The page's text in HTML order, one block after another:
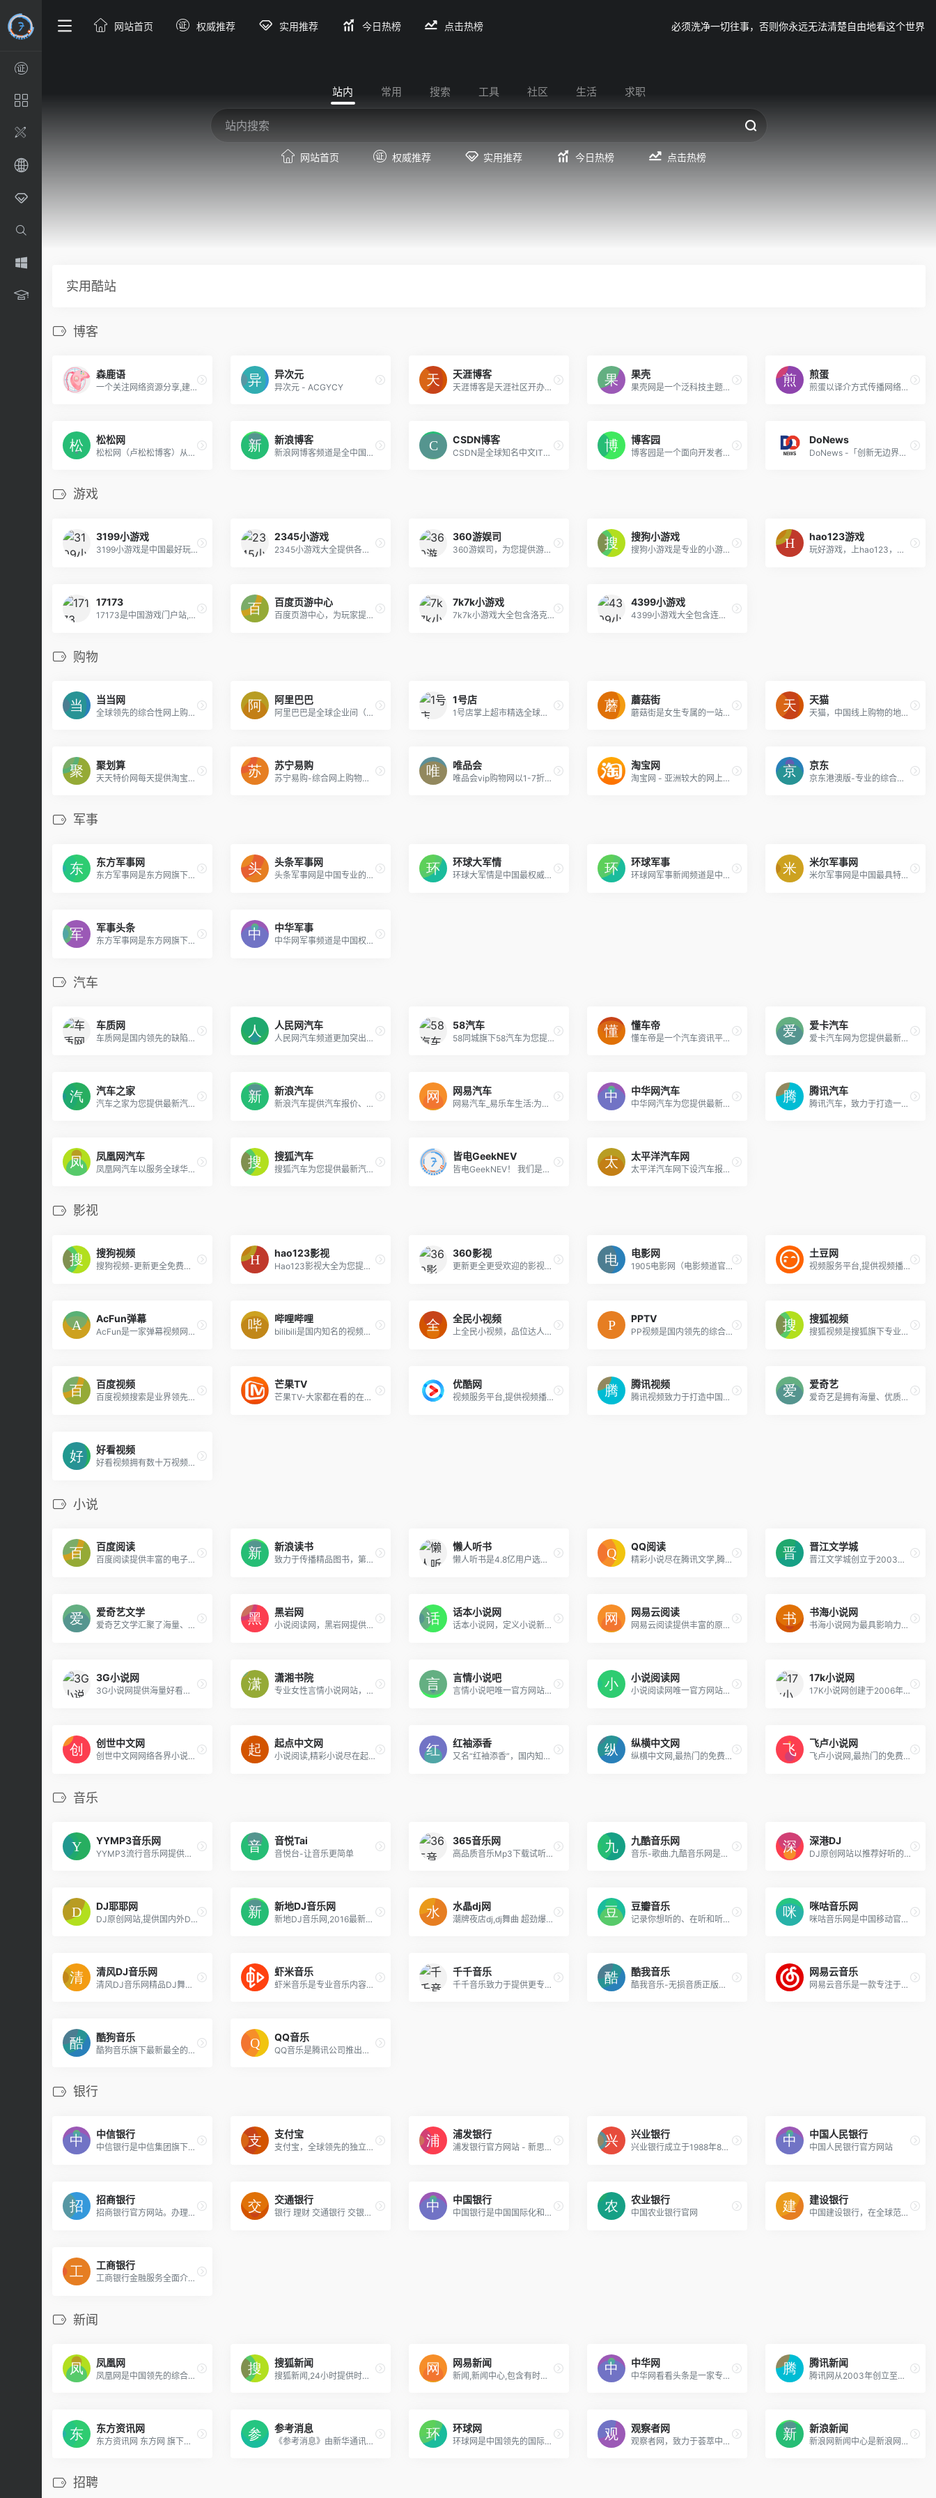
网站首页 权威推荐 实用推荐 今日热榜 点击热榜 必须洗净一切往事，否则你永远无法清楚自由地看这个世界
站内 常用 搜索 工具 社区 生活 求职
网站首页 权威推荐 实用推荐 今日热榜 点击热榜
实用酷站
博客
森鹿语
一个关注网络资源分享,建站技术教程,网站源码,写真美图壁纸,动漫美图壁纸,cosplay资源,应用下载,游戏资源等精品资源的网站。
异次元
异次元 - ACGYCY
天涯博客
天涯博客是天涯社区开办的独立博客平台，这里可以表达网民立场，聚集意见领袖，众多草根精英以他们的观点影响社会的进程。天涯博客，有见识的人都在此！
果壳
果壳网是一个泛科技主题网站，提供负责任、有智趣、贴近生活的内容，你可以在这里阅读、分享、交流、提问。果壳网致力于让科技兴趣成为人们文化生活和娱乐生活的重要元素。
煎蛋
煎蛋以译介方式传播网络新鲜资讯
松松网
松松网（卢松松博客）从2009年创立至今，已经成为国内知名的垂直网站之一。我们一直致力于提供前沿的网络推广知识，为草根站长与创业者提供全面的网络推广、网络营销、网站优化、创业故事等文章。
新浪博客
新浪网博客频道是全中国最主流，最具人气的博客频道。拥有最耀眼的娱乐明星博客、最知性的名人博客、最动人的情感博客，最自我的草根博客!
CSDN博客
CSDN是全球知名中文IT技术交流平台,创建于1999年,包含原创博客、精品问答、职业培训、技术论坛、资源下载等产品服务,提供原创、优质、完整内容的专业IT技术开发社区.
博客园
博客园是一个面向开发者的知识分享社区。自创建以来，博客园一直致力并专注于为开发者打造一个纯净的技术交流社区，推动并帮助开发者通过互联网分享知识，从而让更多开发者从中受益。博客园的使命是帮助开发者用代码改变世界。
DoNews
DoNews -「创新无边界」——不局限于对互联网行业的追踪与探索，更要向未来、向未知的方向迈进。
游戏
3199小游戏
3199小游戏是中国最好玩的绿色、健康、免费在线小游戏网站,包括各种双人小游戏,换装小游戏,小游戏大全,涵盖益智,搞笑,动作,射击,女生,冒险,敏捷,过关等最新小游戏。
2345小游戏
2345小游戏大全提供各种绿色、安全、健康的小游戏,包含儿童喜欢的做蛋糕小游戏,做饭小游戏,女生喜欢的化妆小游戏,mm小游戏,手机游戏,连连看小游戏,双人小游戏,美女小游戏,在线小游戏,单人小游戏,闯关小游戏等各种好玩的在线小游戏下载。
360游娱司
360游娱司，为您提供游戏热点资讯、热门游戏攻略、游戏专题等，包括小游戏、页游、网游、端游、手机游戏、电竞直播等内容，游戏爱好者们在这里可以快捷地找到想玩的游戏，为您业余生活添色彩！
搜狗小游戏
搜狗小游戏是专业的小游戏网站,免费为你提供小游戏大全，美女小游戏，单机小游戏，双人小游戏，在线小游戏，儿童小游戏等小游戏。
hao123游戏
玩好游戏，上hao123，游戏网址。
17173
17173是中国游戏门户站,全年365天保持不间断更新,您可以在这里获得专业的游戏新闻资讯,完善的游戏攻略专区,人气游戏论坛以及游戏测试账号等,是游戏玩家首选网络游戏资讯门户网站。
百度页游中心
百度页游中心，为玩家提供优质的精品网络游戏，致力于提供优质的用户服务，成为深受玩家喜爱的游戏平台
7k7k小游戏
7k7k小游戏大全包含洛克王国,赛尔号,7k7k洛克王国,连连看 ,连连看小游戏大全,美女小游戏,双人小游戏大全,在线小游戏,7k7k赛尔号,7k7k奥拉星,斗破苍穹 2,7k7k奥比岛,7k7k弹弹堂,7k7k单人小游戏,奥比岛小游戏,7k7k功夫派,7k7k小花仙,功夫派等最新小游戏。
4399小游戏
4399小游戏大全包含连连看 ,连连看小游戏大全,双人小游戏大全,H5在线小游戏,4399洛克王国,4399赛尔号,4399奥拉星,4399奥比岛,4399弹弹堂,4399单人小游戏,奥比岛小游戏,造梦西游5,造梦无双等最新小游戏。
购物
当当网
全球领先的综合性网上购物中心。超过100万种商品在线热销！图书、音像、母婴、美妆、家居、数码3C、服装、鞋包等几十大类，正品行货，低至2折，700多城市货到付款，（全场购物满59元免运费。当当网一贯秉承提升顾客体验的承诺，自助退换货便捷又放心）。
阿里巴巴
阿里巴巴是全球企业间（B2B）电子商务的著名品牌，为数千万网商提供海量商机信息和便捷安全的在线交易市场，也是商人们以商会友、真实互动的社区平台。目前1688.com已覆盖原材料、工业品、服装服饰、家居百货、小商品等12个行业大类，提供从原料--生产--加工--现货等一系列的供应产品和服务
1号店
1号店掌上超市精选全球好货，提供休闲零食、母婴玩具、进口食品、服饰内衣，1号生鲜、家电家居、手机电脑、宠物用品等各个品类的优质商品。1号店全球超市，轻松到家！
蘑菇街
蘑菇街是女生专属的一站式消费平台。这里有上万个精通购物和穿搭的时尚达人，每天在直播间里推荐当季值得买的时尚好物、限时折扣的品牌商品以及源自工厂的性价比好货。蘑菇街的商品均由平台官方审核供应商资质和品质，让消费者轻松享受变美体验。
天猫
天猫，中国线上购物的地标网站，亚洲超大的综合性购物平台，拥有10万多品牌商家。每日发布大量国内外商品！正品网购，上天猫！天猫千万大牌正品,品类全，一站购，支付安全，退换无忧！理想生活上天猫!
聚划算
天天特价网每天提供淘宝聚划算今日特价,淘宝特卖,淘宝特价等天天特价一折特卖商品资讯,淘宝聚划算今日特价,淘宝天天特价,一折特卖等今日特卖信息,尽在聚划算淘宝特卖网!
苏宁易购
苏宁易购-综合网上购物平台，商品涵盖家电、手机、电脑、超市、母婴、服装、百货、海外购等品类。送货更准时、价格更超值、上新货更快，正品行货、全国联保、可门店自提，全网更低价，让您放心去喜欢！
唯品会
唯品会vip购物网以1-7折超低折扣对全球各大品牌进行限时特卖，商品囊括服装、化妆品、家居、奢侈品等上千品牌。100%正品、低价、货到付款、7天无理由退货。
淘宝网
淘宝网 - 亚洲较大的网上交易平台，提供各类服饰、美容、家居、数码、话费/点卡充值… 数亿优质商品，同时提供担保交易(先收货后付款)等安全交易保障服务，并由商家提供退货承诺、破损补寄等消费者保障服务，让你安心享受网上购物乐趣！
京东
京东港澳版-专业的综合网上购物商城，为您提供正品低价的购物选择、优质便捷的服务体验。商品来自全球数十万品牌商家，囊括家电、手机、计算机、服装、居家、母婴、美妆、个护、食品等丰富品类，满足各种购物需求。支持香港自提、京东集运和国际卡支付，现时已覆盖香港、澳门、台湾、新加坡、马来西亚、美国、加拿大、澳大利亚、新西兰和日本等海外200多个国家和地区。
军事
东方军事网
东方军事网是东方网旗下的专业军事新闻网站，为军事迷提供中国军事，国际军事报道，深度解析全球军力,及时追踪尖端军事武器装备,海陆空军事图库等。
头条军事网
头条军事网是中国专业的军事新闻网站,提供军情观察,国际军情,中国军情,评论精选,史海硝烟,航空动态,武器装备,台海情报,社会热点,参考消息,军事图库等内容。
环球大军情
环球大军情是中国最权威的军事门户网站之一,提供最新中国军事新闻，世界军事新闻还有网友对中国军事的最新爆料。
环球军事
环球网军事新闻频道是中国权威的军事新闻网站之一,为您报道中国、国际等军事新闻及军情谍报。包括:中国军事、国际军事、军事热点等独家军事报道。
米尔军事网
米尔军事网是中国最具特色的军事社区，是“具有全球视野的理性爱国者”的网上聚集地。军事领域的所有事件都可以在这里找到深度分析，最新军事新闻、中国军情、历史事件、军事图片等资讯尽在米尔网。
军事头条
东方军事网是东方网旗下的专业军事新闻网站，为军事迷提供中国军事，国际军事报道，深度解析全球军力,及时追踪尖端军事武器装备,海陆空军事图库等。
中华军事
中华网军事频道是中国权威军事网站，主要有以下栏目：军事要闻、台海形势、中国军情、国际军情、军事专题、网友原创、军事视频、军事图库。
汽车
车质网
车质网是国内领先的缺陷汽车产品信息和车主质量投诉信息收集平台，也是购买汽车的消费者了解相关车型品质状况的第三方优选媒介。
人民网汽车
人民网汽车频道更加突出与移动互联网的结合，更突出对网友的服务与互动，力求将人民网汽车的专业优势发挥到最佳。 人民网汽车频道推出两个微信公众号，《名人座驾》是以名人明星开车逸事为主要内容的，想知道部委领导、商界领袖、影视明星开得是什么车？《名人座驾》给你想要的答案；《大话车市》纵论汽车行业浮沉、聚集汽车新闻热点、解析行业政策、洞察市场走向，是汽车行业发展冷静的观察者和纪录者。 人民网汽车频道意在为网友朋友们带来更加丰富的新闻信息和实用的购车指南。人民网汽车频道有自己强大的独立选题策划和执行能力，重点包装的栏目包括：人民汽车质量投诉平台、公务员最青睐车系排行榜、新车上市时间轴等。
58汽车
58同城旗下58汽车为您提供汽车报价,行情导购,评测试驾,二手车及汽车图片,58新车为用户打造选车购车,维修保养,口碑问答等精选内容,创建汽车类社交网络平台，58汽车网让你的车生活更简单.
懂车帝
懂车帝是一个汽车资讯平台，懂车更懂你。它会聪明地分析你的兴趣爱好，自动为你推荐喜欢的内容，提供最新汽车报价，汽车图片，汽车价格大全，汽车新闻、行情、评测、导购内容，看车选车买车就上懂车帝。
爱卡汽车
爱卡汽车网为您提供最新汽车报价、汽车图片、车型资料、汽车论坛、汽车资讯信息,XCAR-爱卡汽车网是中国领先的汽车主题社区,其中包括85个主流品牌车型俱乐部,国内32个省市和地区分会,36个特色讨论区。
汽车之家
汽车之家为您提供最新汽车报价，汽车图片，汽车价格大全，最精彩的汽车新闻、行情、评测、导购内容，是提供信息最快最全的中国汽车网站。
新浪汽车
新浪汽车提供汽车报价、图片、视频以及24小时汽车新闻实时报道，海外、国内所有汽车品牌、高清车模、车展报道，应有尽有，另有特色购车帮帮忙、汽车黑科技、竞争力分析，是国内最具影响力的汽车网站！
网易汽车
网易汽车_易乐车生活:为您提供汽车导购,汽车报价,汽车图片,汽车行情,汽车试驾,汽车评测,是服务于购车人群的汽车资讯门户
中华网汽车
中华网汽车为您提供最新汽车报价，汽车图片，汽车价格大全，最精彩的汽车新闻、行情、评测、导购内容，是提供信息最快最全的汽车网站
腾讯汽车
腾讯汽车，致力于打造一站式互联网汽车生活服务平台。凭借海量用户信息及大数据分析处理、O2O本地生活网络渗透、互联网产品开发能力、移动端入口及平台支付功能等优势，通过菜鸟级情境式应用菜单、真实准群的信息指引及人人皆懂的实用指南、个性化提醒及信息推送、产品服务在线预约及订购，为您提供最简单好用、最贴近生活的买车用车信息及汽车生活相关服务，让您轻松驾驭车生活。
凤凰网汽车
凤凰网汽车以服务全球华人汽车用户为己任，提供最新买车汽车报价、汽车图片、现车购买及互动论坛，第一时间发布汽车新车、试驾、评测、用车等丰富内容，是面向人群最广泛的专业门户汽车网站！
搜狐汽车
搜狐汽车为您提供最新汽车报价，汽车图片，汽车价格大全，最精彩的汽车新闻、行情、评测、导购内容，是提供信息最快最全的中国汽车网站。
皆电GeekNEV
皆电GeekNEV！ 我们是有料又有趣的专业新能源车媒体，在即将到来的电动时代，用最极客的精神注视时代的脚步。看新车、比配置、询报价、查补贴，我们一网打尽。
太平洋汽车网
太平洋汽车网下设汽车报价,汽车评测以及新闻、导购、维修、保养、安全、汽车论坛、自驾游、汽车休闲、汽车文化等方面的内容,是中国汽车排名前列的综合汽车网站,提供全面的车型数据、参数、配置、报价、相关新闻和图片等
影视
搜狗视频
搜狗视频-更新更全免费影视剧观看平台
hao123影视
Hao123影视大全为您提供最近好看的电视剧、电影、动漫、综艺节目推荐和排行榜并可在线免费观看百度影音伦理电影、动作片、喜剧片、爱情片、搞笑片高清下载等,高清视频电影网站尽在Hao123电影天堂。
360影视
更新更全更受欢迎的影视网站
电影网
1905电影网（电影频道官方网站），涵盖最新电影、好看的电影、经典电影、电影推荐、免费电影、高清电影在线观看及海量最新电影图文视频资讯，看电影就上电影网。
土豆网
视频服务平台,提供视频播放,视频发布,视频搜索,视频分享
AcFun弹幕
AcFun是一家弹幕视频网站，致力于为每一个人带来欢乐。
哔哩哔哩
bilibili是国内知名的视频弹幕网站，这里有最及时的动漫新番，最棒的ACG氛围，最有创意的Up主。大家可以在这里找到许多欢乐。
全民小视频
上全民小视频，品位达人趣事，发现真实有趣的世界。在这里，你可以发布小视频分享记录生活，也可以找到感兴趣的视频内容，看到更加丰富多彩的世界。在这里，你可以玩转大眼瘦脸美颜，还可以玩转各种贴纸特效。上全民小视频，有趣有收获！
PPTV
PP视频是国内领先的综合视频门户网站平台，视频内容丰富多元，包括电视剧、电影、动漫、综艺、体育、娱乐、游戏、搞笑、旅游、财富、少儿、教育、音乐、直播、原创等视频类目，为您提供画面清晰、播放流畅的高清视频，免费在线观看正版视频内容就来PP视频PP视频一起玩出精彩
搜狐视频
搜狐视频是搜狐旗下专业的综合视频网站，提供正版高清电影、电视剧、综艺、纪录片、动漫等。网罗最新最热新闻、娱乐资讯，同时提供免费视频空间和视频分享服务。
百度视频
百度视频搜索是业界领先的中文视频搜索引擎之一，拥有海量的中文视频资源，提供用户满意的观看体验。在百度视频，您可以便捷地找到海量的互联网视频，更有丰富的视频榜单、多样的视频专题满足您不同的视频观看需求。百度视频，你的视界。
芒果TV
芒果TV-大家都在看的在线视频网站-热门综艺最新电影电视剧在线观看
优酷网
视频服务平台,提供视频播放,视频发布,视频搜索,视频分享
腾讯视频
腾讯视频致力于打造中国领先的在线视频媒体平台，以丰富的内容、极致的观看体验、便捷的登录方式、24小时多平台无缝应用体验以及快捷分享的产品特性，主要满足用户在线观看视频的需求。
爱奇艺
爱奇艺是拥有海量、优质、高清的网络视频的大型视频网站，专业的网络视频播放平台。爱奇艺影视内容丰富多元，涵盖电影、电视剧、动漫、综艺、生活、音乐、搞笑、财经、军事、体育、片花、资讯、微电影、儿童、母婴、教育、科技、时尚、原创、公益、游戏、旅游、拍客、汽车、纪录片、爱奇艺自制剧等剧目。视频播放清晰流畅，操作界面简单友好，真正为用户带来“悦享品质”的在线观看体验。
好看视频
好看视频拥有数十万视频创作者，独家海量高清短视频，分类覆盖VLOG、影视、娱乐、搞笑、音乐、游戏等全方位优质视频，每天观看次数数十亿次，深度了解您的喜好，好看到停不下来。
小说
百度阅读
百度阅读提供丰富的电子图书、畅销书排行榜，种类包括小说、文学、传记、艺术、少儿、经济、管理、生活等电子书的网上销售，为您提供最佳的阅读体验。
新浪读书
致力于传播精品图书，第一时间刊发国内外文化图书资讯，为读者提供集阅读、写作、评书、购书的一站式服务。
懒人听书
懒人听书是4.8亿用户选择的综合性有声阅读交流平台。热门IP入驻，知名主播云集，原创小说、经典文学、海量精品栏目共筑有声阅读生态圈，解放双眼，畅听世界
QQ阅读
精彩小说尽在腾讯文学,腾讯文学提供玄幻小说,武侠小说,原创小说,网游小说,都市小说,言情小说,青春小说,历史小说,军事小说,网游小说,科幻小说,恐怖小说,首发小说最新章节免费小说阅读小说下载txt,精彩尽在腾讯文学!2013年热门小说:无敌唤灵,无红色权力,无限曙光,余罪,兵临天下,盛唐风月,武帝,大官人,勇闯天涯,机甲天王
晋江文学城
晋江文学城创立于2003年8月，是具备相当规模女性网络文学原创基地。站内作品题材多样，包括原创言情小说、都市小说、奇幻小说、纯爱小说、百合小说、轻小说以及衍生小说等，已诞生出《花千骨》《知否？知否？应是绿肥红瘦》《何以笙箫默》等上百部热门影视剧作品。晋江文学城已经从一个简单的文学爱好者集散地快速且稳健地成长为行业内的翘楚。
爱奇艺文学
爱奇艺文学汇聚了海量、优质、热门小说，打造专业的小说在线阅读平台，读者可以在线浏览影视原著、言情、青春、都市、职场、历史、军事、家庭、儿童、幻想、悬疑、惊悚、游戏、竞技等大量优秀的小说电子书。
黑岩网
小说阅读网，黑岩网提供玄幻小说，武侠小说，悬疑小说，历史小说，军事小说，仙侠小说，科幻小说，游戏小说，同人小说，古言小说等网络小说在线阅读
话本小说网
话本小说网，定义小说新模式，读小说就象聊天一样轻松有趣！言情小说、玄幻小说、都市小说、同人小说、校园小说、鬼故事等应有尽有。国内领先移动创作社区，手机写小说更方便。
网易云阅读
网易云阅读提供丰富的原创小说、畅销好书、热门新闻和文章免费在线阅读和下载。包括文学、传记、艺术、经济管理，官场小说、都市小说、言情小说，热血漫画，旅游、电影杂志等。手机上支持Android、iPhone、iPad、Android Pad、Windows Phone、Windows8等多平台免费下载！
书海小说网
书海小说网为最具影响力的原创小说门户,海量免费小说极速更新.玄幻小说,穿越小说,都市小说,网游小说,武侠小说,修真小说,恐怖小说,军事小说,历史小说,言情小说等各类热门小说在线阅读及最新章节免费下载
3G小说网
3G小说网提供海量好看的小说,其中包含都市小说,言情小说,玄幻小说,穿越小说,武侠小说,网游小说等各种好看的小说类型.在这里可以在线阅读小说最新章节和完结小说,也可以txt免费下载小说,3 G小说网力争成为内容最好看的小说阅读网和小说最多的小说网站
潇湘书院
专业女性言情小说网站，拥有穿越小说，架空小说，都市小说，玄幻小说，校园小说等20多万部，是最大的女性言情小说网站
言情小说吧
言情小说吧唯一官方网站。言吧提供古言、现言、原创、玄幻、都市、言情、娱乐、种田、科幻、悬疑、穿越、重生、宠文等小说,最新全本免费手机小说阅读推荐,精彩尽在言情小说吧。
小说阅读网
小说阅读网唯一官方网站。小阅提供古言、现言、原创、玄幻、都市、言情、娱乐、种田、科幻、悬疑、穿越、重生、宠文等小说,最新全本免费手机小说阅读推荐,精彩尽在小说阅读网。
17k小说网
17K小说网创建于2006年，原名一起看小说网，是中文在线旗下集创作、阅读于一体的在线阅读网站。我们以“让每个人都享受创作的乐趣”为使命，提供玄幻奇幻、都市言情、武侠仙侠、青春校园、穿越架空、惊悚悬疑、历史军事、爆笑同人、经典文学、二次元等在线阅读以及免费下载。
创世中文网
创世中文网网络各界小说高手,每日更新小说连载,小说排行榜更是提供全网最收欢迎的小说下载,当下最好看的小说,如言情小说.穿越小说.玄幻小说等.找最好看的免费小说就来创世中文网.
起点中文网
小说阅读,精彩小说尽在起点中文网. 起点中文网提供玄幻小说,武侠小说,原创小说,网游小说,都市小说,言情小说,青春小说,历史小说,军事小说,网游小说,科幻小说,恐怖小说,首发小说,最新章节免费
红袖添香
又名“红袖添香”，国内知名网络文学原创小说门户。书城拥有海量完结全本小说，每日更新言情、都市、耽美、穿越、官场、重生、玄幻、女尊等小说的连载最新章节，定期发布阅读小说排行榜单，听有声小说推荐下载『红袖读书APP』。
纵横中文网
纵横中文网,最热门的免费小说网站,提供玄幻小说、网游小说、言情小说、穿越小说、都市小说等免费小说在线阅读与下载。大神作品齐聚纵横,最新章节每日更新。
飞卢小说网
飞卢小说网,最热门的免费小说网站,提供都市小说、玄幻小说、穿越小说、言情小说、同人小说等免费小说在线阅读与下载。大神小说齐聚飞卢,每日万字更新。
音乐
YYMP3音乐网
YYMP3流行音乐网提供最好听的歌曲免费在线试听的音乐网站。收录了网上最新最流行的mp3音乐,网络歌曲,非主流,DJ音乐,伤感歌曲,经典老歌等等mp3歌曲,是您寻找好听的歌曲首选网站。
音悦Tai
音悦台-让音乐更简单
365音乐网
高品质音乐Mp3下载试听网站，提供最新最好听的流行歌曲、网络歌曲，以及权威、全面的歌曲排行榜。
九酷音乐网
音乐-歌曲.九酷音乐网是专业的在线音乐试听mp3下载网站.收录了网上最新歌曲和流行音乐,网络歌曲,好听的歌,非主流音乐,QQ音乐,经典老歌,劲舞团歌曲,搞笑歌曲,儿童歌曲,英文歌曲等。是您寻找好听的歌首选网站。
深港DJ
DJ原创网站以推荐好听的DJ舞曲为主,收录的DJ舞曲质量为主,每首DJ音乐都由dj精心打造,下载好听的DJ舞曲,感受香港与深圳两地的dj文化,深港DJ网站是您的首选。
DJ耶耶网
DJ原创网站,提供国内外DJ舞曲,好听的DJ音乐,劲爆的DJ舞曲音乐MP3免费下载,专业提供DJ嗨嗨网,DJ舞曲,DJ串烧,dj现场,dj慢摇,尽在DJ嗨吧-DJ耶耶网
新地DJ音乐网
新地DJ音乐网,2016最新dj舞曲,劲爆dj,汽车dj,酒吧慢摇,dj串烧,dj歌曲,dj网站,车载dj,dj舞曲,dj招聘,dj信息,免费dj下载
水晶dj网
潮牌夜店dj,dj舞曲 超劲爆dj网站,提供最新dj下载,歌曲串烧,嗨曲,dj小可电音舞曲,慢摇dj,mc喊麦dj网站,夜店歌曲,最好听的dj嗨嗨网音乐MP3舞曲,车载dj舞曲,环绕立体声音乐,英文dj,苏荷muse酒吧音乐,蹦迪舞曲迪曲大全,以及最权威最全面的欧美舞曲流行dj排行榜。
豆瓣音乐
记录你想听的、在听和听过的唱片，顺便打分、添加标签及个人附注、写评论。根据你的口味，豆瓣会推荐适合的唱片给你。
咪咕音乐网
咪咕音乐网是中国移动官方音乐门户，旨在提供音乐首发、高品质音乐试听、彩铃订购、歌曲下载、铃音管理、音乐电台、音乐视频等一站式音乐互动体验，好音乐尽在咪咕音乐网
清风DJ音乐网
清风DJ音乐网精品DJ舞曲汇聚,每天更新快人一步,专业DJ团队精心制作好听的串烧,打造车载DJ舞曲,为DJ工作者收录国外DJ舞曲,提供高音质在线试听及MP3下载,全方位满足DJ工作者及音乐爱好者的需求。
虾米音乐
虾米音乐是专业音乐内容发现平台，依托专业曲库内容和精准推荐算法，带你发现音乐惊喜，提升音乐审美。平台致力于扶持原创音乐，2014年启动原创音乐扶持项目——寻光计划。
千千音乐
千千音乐致力于提供更专业、更懂你的「场景音乐」，打造一款个性化、智能化的音乐伴侣产品，让你感受音乐本身的魅力。这里有来自不同国家的数百名音乐设计师，为你提供更好的音乐服务。
酷我音乐
酷我音乐-无损音质正版在线试听网站，酷我音乐为您提供高品质音乐，无损音乐下载，拥有各类音乐榜单，快捷的新歌速递，完善的主题电台，个性化的歌曲推荐，高品质音乐在线听，好音质，用酷我。
网易云音乐
网易云音乐是一款专注于发现与分享的音乐产品，依托专业音乐人、DJ、好友推荐及社交功能，为用户打造全新的音乐生活。
酷狗音乐
酷狗音乐旗下最新最全的在线正版音乐网站，本站为您免费提供最全的在线音乐试听下载，以及全球海量电台和MV播放服务、最新音乐播放器下载。酷狗音乐 和音乐在一起。
QQ音乐
QQ音乐是腾讯公司推出的一款网络音乐服务产品，海量音乐在线试听、新歌热歌在线首发、歌词翻译、手机铃声下载、高品质无损音乐试听、海量无损曲库、正版音乐下载、空间背景音乐设置、MV观看等，是互联网音乐播放和下载的优选。
银行
中信银行
中信银行是中信集团旗下最大子公司，您可通过中信银行官方网站了解并办理理财、私人银行、出国金融、申请信用卡、个人不动产抵押贷款等业务，为您提供一站式综合金融服务，让您快乐享不停！
支付宝
支付宝，全球领先的独立第三方支付平台，致力于为广大用户提供安全快速的电子支付/网上支付/安全支付/手机支付体验，及转账收款/水电煤缴费/信用卡还款/AA收款等生活服务应用。
浦发银行
浦发银行官方网站 - 新思维 心服务
兴业银行
兴业银行成立于1988年8月，是经国务院、中国人民银行批准成立的首批股份制商业银行之一，总行设在福建省福州市，2007年2月5日正式在上海证券交易所挂牌上市（股票代码：601166），注册资本50亿元
中国人民银行
中国人民银行官方网站
招商银行
招商银行官方网站。办理卡片申请,智能存款,转账汇款,网上支付,投资理财,贷款消费,信用卡还款,生活缴费,外汇买卖,实时利率,汇率查询,公司理财,企业贷款等业务,享受一站式综合金融服务！更可登录网上银行,手机银行,尽享24小时在线便利金融服务！
交通银行
银行 理财 交通银行 交银金融网 交通银行全球集团门户
中国银行
中国银行是中国国际化和多元化程度最高的银行，在中国内地及五十多个国家和地区为客户提供全面的金融服务。主要经营商业银行业务：公司金融、个人金融和金融市场业务，并通过附属机构开展投资银行、保险、直接投资、投资管理、基金管理和飞机租赁业务。
农业银行
中国农业银行官网
建设银行
中国建设银行，在全球范围内为台湾、香港、美国、澳大利亚等国家或地区提供全面金融服务，主要经营公司银行业务、个人银行业务和资金业务，包括居民储蓄存款、信贷资金贷款、住房类贷款、外汇、信用卡，以及投资理财等多种业务。
工商银行
工商银行金融服务全面介绍，投资理财信息丰富全面，在线交易方便快捷，满足客户专业化、多元化、人性化的金融服务需求，打造集业务、信息、交易、购物、互动于一体综合性金融服务平台。
新闻
凤凰网
凤凰网是中国领先的综合门户网站，提供含文图音视频的全方位综合新闻资讯、深度访谈、观点评论、财经产品、互动应用、分享社区等服务，同时与凤凰无线、凤凰宽频形成三屏联动，为全球主流华人提供互联网、无线通信、电视网三网融合无缝衔接的新媒体优质体验。
搜狐新闻
搜狐新闻,24小时提供时政新闻,国内新闻,国际新闻,生活新闻,时事热点,新闻图片,军事,历史,生活,的专业时事报道门户网站
网易新闻
新闻,新闻中心,包含有时政新闻,国内新闻,国际新闻,社会新闻,时事评论,新闻图片,新闻专题,新闻论坛,军事,历史,的专业时事报道门户网站
中华网
中华网看看头条是一家专业新闻时事报道门户网站,24小时滚动报道国内热点新闻,国际新闻,社会新闻,时事评论,聚焦社会热点事件,关注全球军事动态
腾讯新闻
腾讯网从2003年创立至今，已经成为集新闻信息，区域垂直生活服务、社会化媒体资讯和产品为一体的互联网媒体平台。腾讯网下设新闻、科技、财经、娱乐、体育、汽车、时尚等多个频道，充分满足用户对不同类型资讯的需求。同时专注不同领域内容，打造精品栏目，并顺应技术发展趋势，推出网络直播等创新形式，改变了用户获取资讯的方式和习惯。
东方资讯网
东方资讯网 东方网 旗下《东方资讯》是一款会自动学习的资讯软件,它会分析你的兴趣爱好,为你推荐喜欢的内容,并且越用越懂你.就要你好看,东方资讯新闻网!
参考消息
《参考消息》由新华通讯社主办、参考消息报社编辑出版,创刊于1931年,是中国发行量最大的日报。
环球网
环球网是中国领先的国际资讯门户，拥有独立采编权的中央重点新闻网站。环球网秉承环球时报的国际视野，力求及时、客观、权威、独立地报道新闻，致力于应用前沿的互联网技术，为全球化时代的中国互联网用户提供与国际生活相关的资讯服务、互动社区。未来会致力于打造全球化在线生活平台，成为中国与国际之间沟通与交流的桥梁。
观察者网
观察者网，致力于荟萃中外思想者精华，鼓励青年学人探索，建中西文化交流平台，为崛起中的精英提供决策参考。
新浪新闻
新浪网新闻中心是新浪网最重要的频道之一，24小时滚动报道国内、国际及社会新闻。每日编发新闻数以万计。
招聘